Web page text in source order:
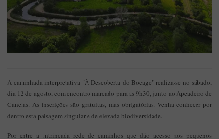
A caminhada interpretativa "À Descoberta do Bocage" realiza-se no sábado,
dia 12 de agosto, com encontro marcado para as 9h30, junto ao Apeadeiro de
Canelas. As inscrições são gratuitas, mas obrigatórias. Venha conhecer por
dentro esta paisagem singular e de elevada biodiversidade.
Por entre a intrincada rede de caminhos que dão acesso aos pequenos